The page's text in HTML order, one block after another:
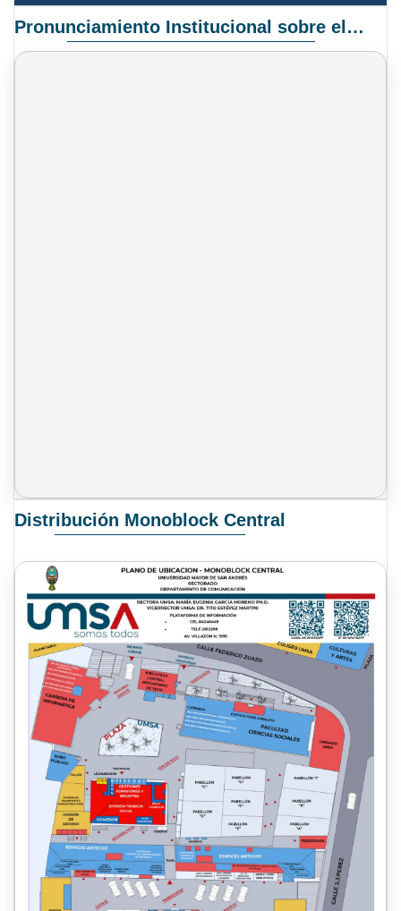
Pronunciamiento Institucional sobre el Proyecto de Ley N° 068/2025-2026 C.S.
Distribución Monoblock Central